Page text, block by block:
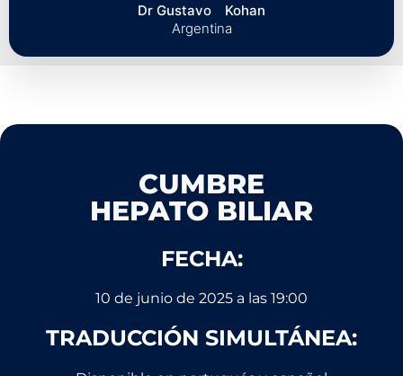
Dr Gustavo ⠀Kohan
Argentina
CUMBRE
HEPATO BILIAR
FECHA:
10 de junio de 2025 a las 19:00
TRADUCCIÓN SIMULTÁNEA: